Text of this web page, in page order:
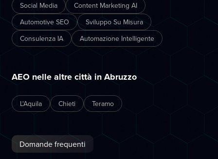
Social Media
Content Marketing AI
Automotive SEO
Sviluppo Su Misura
Consulenza IA
Automazione Intelligente
AEO nelle altre città in Abruzzo
L'Aquila Chieti Teramo
Domande frequenti